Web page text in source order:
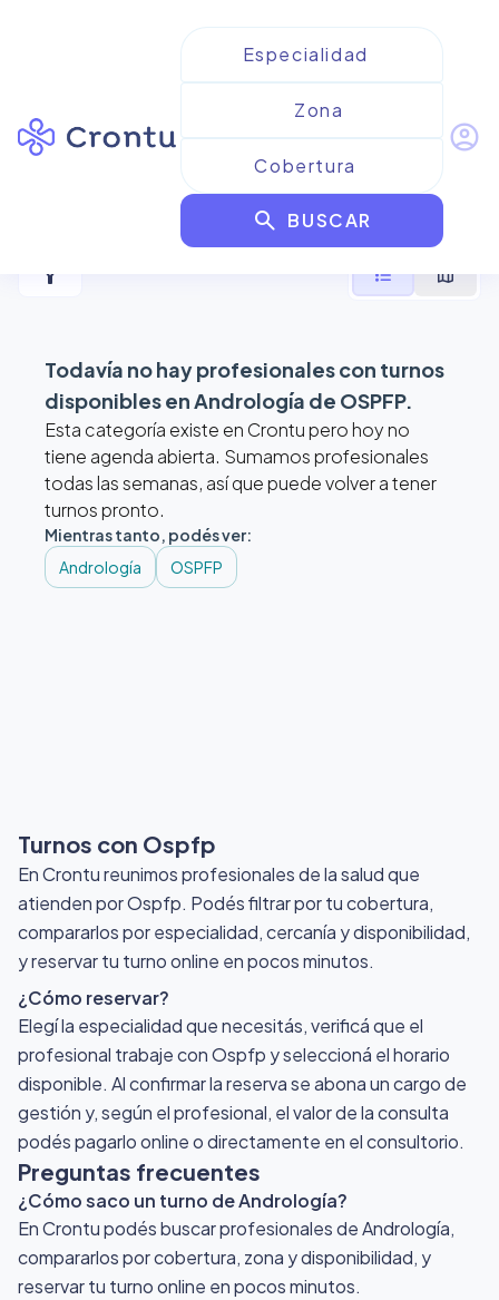
search BUSCAR
account_circle
Resultados paraAndrología
filter_alt format_list_bulleted map
Todavía no hay profesionales con turnos
disponibles enAndrología de OSPFP.
Esta categoría existe en Crontu pero hoy no
tiene agenda abierta. Sumamos profesionales
todas las semanas, así que puede volver a tener
turnos pronto.
Mientras tanto, podés ver:
Andrología
OSPFP
Turnos con Ospfp
En Crontu reunimos profesionales de la salud que
atienden por Ospfp. Podés filtrar por tu cobertura,
compararlos por especialidad, cercanía y disponibilidad,
y reservar tu turno online en pocos minutos.
¿Cómo reservar?
Elegí la especialidad que necesitás, verificá que el
profesional trabaje con Ospfp y seleccioná el horario
disponible. Al confirmar la reserva se abona un cargo de
gestión y, según el profesional, el valor de la consulta
podés pagarlo online o directamente en el consultorio.
Preguntas frecuentes
¿Cómo saco un turno de Andrología?
En Crontu podés buscar profesionales de Andrología,
compararlos por cobertura, zona y disponibilidad, y
reservar tu turno online en pocos minutos.